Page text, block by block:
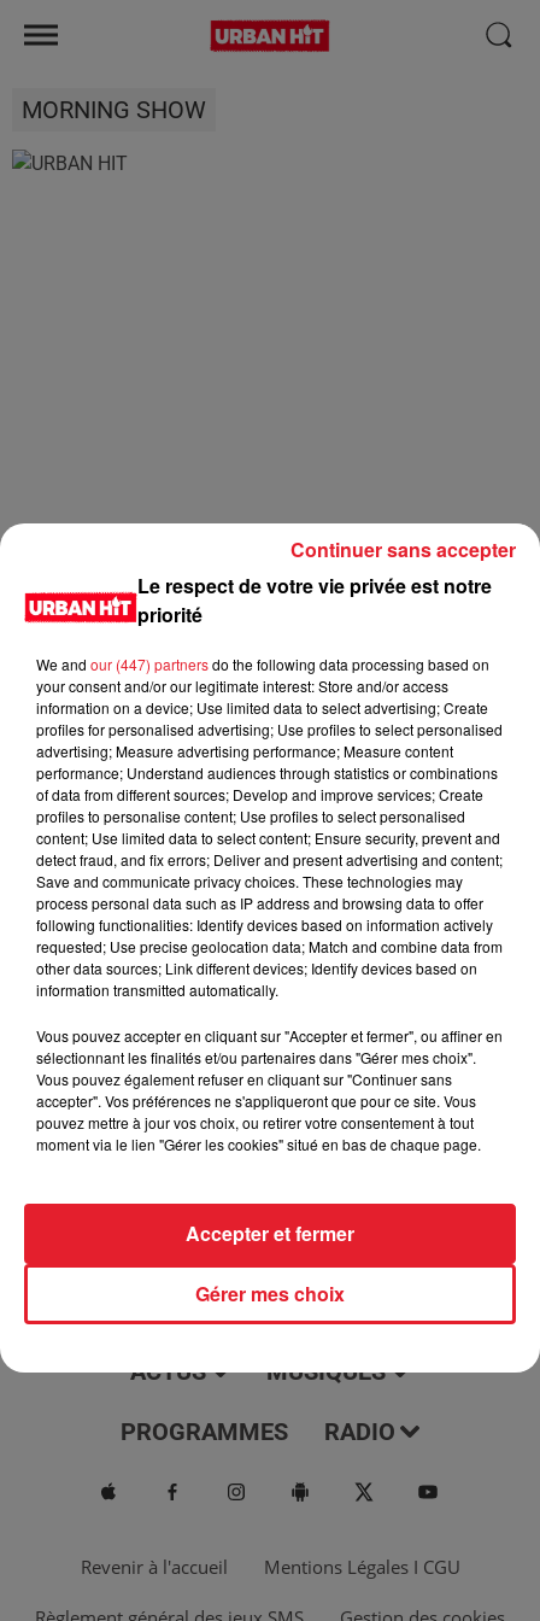
MORNING SHOW
0:00 2 min 7 sec
9 février 2021 - 2 min 7 sec
L'horoscope du 10/02/2021
Du lundi au vendredi, de 6h à 09h, retrouvez Evan, Sandro,
Aline et Laura pour vous réveiller sur Urban hit. Au
programme : le jeu des 30 secondes chrono, le sondage du
jour, l'info moulaga, le saviez-vous...
ACTUS MUSIQUES
PROGRAMMES RADIO
Revenir à l'accueil Mentions Légales I CGU
Le respect de votre vie privée est notre
priorité
We and our (447) partnersdo the following data processing based on
your consent and/or our legitimate interest: Store and/or access
information on a device; Use limited data to select advertising; Create
profiles for personalised advertising; Use profiles to select personalised
advertising; Measure advertising performance; Measure content
performance; Understand audiences through statistics or combinations
of data from different sources; Develop and improve services; Create
profiles to personalise content; Use profiles to select personalised
content; Use limited data to select content; Ensure security, prevent and
detect fraud, and fix errors; Deliver and present advertising and content;
Save and communicate privacy choices. These technologies may
process personal data such as IP address and browsing data to offer
following functionalities: Identify devices based on information actively
requested; Use precise geolocation data; Match and combine data from
other data sources; Link different devices; Identify devices based on
information transmitted automatically.
Vous pouvez accepter en cliquant sur "Accepter et fermer", ou affiner en
sélectionnant les finalités et/ou partenaires dans "Gérer mes choix".
Vous pouvez également refuser en cliquant sur "Continuer sans
accepter". Vos préférences ne s'appliqueront que pour ce site. Vous
pouvez mettre à jour vos choix, ou retirer votre consentement à tout
moment via le lien "Gérer les cookies" situé en bas de chaque page.
Gérer mes choix
Accepter et fermer
Continuer sans accepter